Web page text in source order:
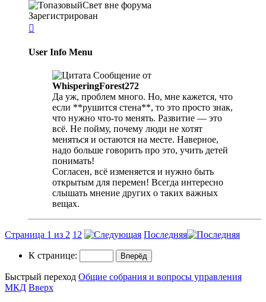
Зарегистрирован

User Info Menu
Сообщение от
WhisperingForest272
Да уж, проблем много. Но, мне кажется, что
если **рушится стена**, то это просто знак,
что нужно что-то менять. Развитие — это
всё. Не пойму, почему люди не хотят
меняться и остаются на месте. Наверное,
надо больше говорить про это, учить детей
понимать!
Согласен, всё изменяется и нужно быть
открытым для перемен! Всегда интересно
слышать мнение других о таких важных
вещах.
Страница 1 из 2 1 2 Последняя
К странице:
Быстрый переход Общие собрания и вопросы управления
МКД Вверх